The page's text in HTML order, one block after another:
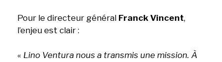
Pour le directeur général Franck Vincent,
l’enjeu est clair :
« Lino Ventura nous a transmis une mission. À